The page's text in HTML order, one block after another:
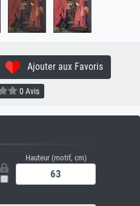
Ajouter aux Favoris
0 Avis
Hauteur (motif, cm)